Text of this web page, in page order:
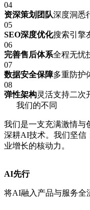
04
资深策划团队深度洞悉
05
SEO深度优化搜索引擎
06
完善售后体系全程无忧
07
数据安全保障多重防护
08
弹性架构灵活支持二次
我们的不同
我们是一支充满激情与
深耕AI技术。我们坚信
业增长的核动力。
AI先行
将AI融入产品与服务全